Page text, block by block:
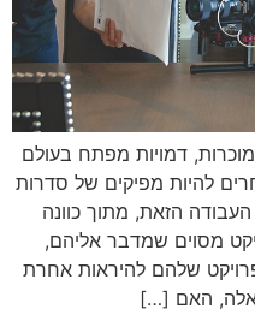
דמויות מפתח בעולם
להיות מפיקים של סדרות
הזאת, מתוך כוונה
מסוים שמדבר אליהם,
שלהם להיראות אחרת
האם […]